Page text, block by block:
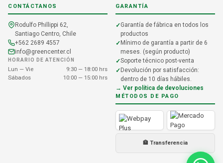
CONTÁCTANOS
Rodulfo Phillippi 62,
Santiago Centro, Chile
+562 2689 4557
info@greencenter.cl
HORARIO DE ATENCIÓN
Lun — Vie
9:30 — 18:00 hrs
Sábados
10:00 — 15:00 hrs
GARANTÍA
Garantía de fábrica en todos los
productos
Mínimo de garantía a partir de 6
meses. (según producto)
Soporte técnico post-venta
Devolución por satisfacción:
dentro de 10 días hábiles.
→ Ver política de devoluciones
MÉTODOS DE PAGO
🏦 Transferencia